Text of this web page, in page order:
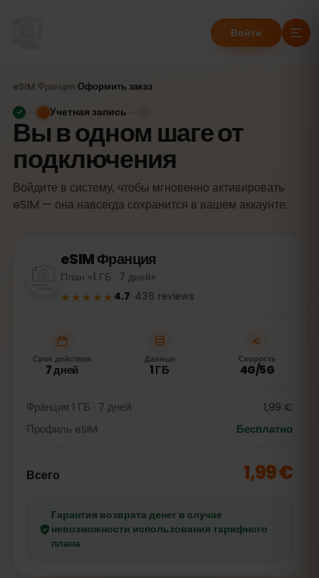
Войти
eSIM Франция Оформить заказ
Вы в одном шаге от
подключения
Войдите в систему, чтобы мгновенно активировать
eSIM — она навсегда сохранится в вашем аккаунте.
Учетная запись
eSIMФранция
План «1 ГБ · 7 дней»
★★★★★ 4.7· 436 reviews
Срок действия
7 дней
Данные
1 ГБ
Скорость
4G/5G
Франция 1 ГБ · 7 дней
1,99 €
Профиль eSIM
Бесплатно
Всего 1,99 €
Гарантия возврата денег в случае
невозможности использования тарифного
плана